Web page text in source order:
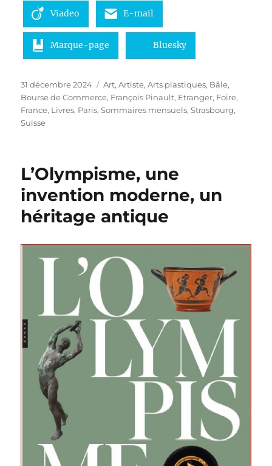
Viadeo E-mail
Marque-page Bluesky
Publié
le
31 décembre 2024 Catégories
Art,Artiste,Arts plastiques, Bâle,
Bourse de Commerce, François Pinault, Etranger, Foire,
France, Livres, Paris,Sommaires mensuels,Strasbourg,
Suisse
L’Olympisme, une
invention moderne, un
héritage antique